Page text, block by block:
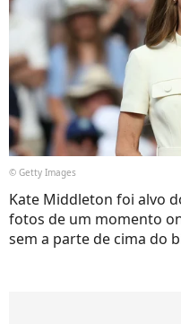
© Getty Images
Kate Middleton foi alvo
fotos de um momento
sem a parte de cima do